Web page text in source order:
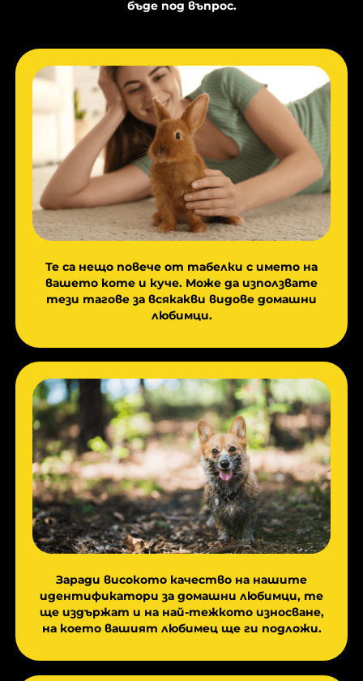
бъде под въпрос.
Те са нещо повече от табелки с името на
вашето коте и куче. Може да използвате
тези тагове за всякакви видове домашни
любимци.
Заради високото качество на нашите
идентификатори за домашни любимци, те
ще издържат и на най-тежкото износване,
на което вашият любимец ще ги подложи.